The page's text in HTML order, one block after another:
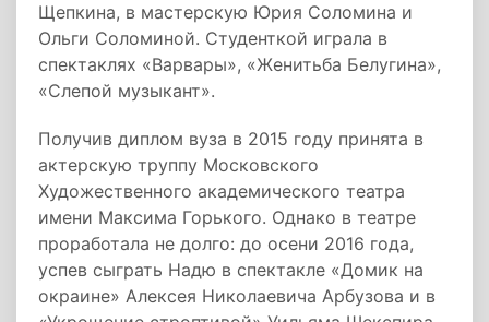
Щепкина, в мастерскую Юрия Соломина и
Ольги Соломиной. Студенткой играла в
спектаклях «Варвары», «Женитьба Белугина»,
«Слепой музыкант».
Получив диплом вуза в 2015 году принята в
актерскую труппу Московского
Художественного академического театра
имени Максима Горького. Однако в театре
проработала не долго: до осени 2016 года,
успев сыграть Надю в спектакле «Домик на
окраине» Алексея Николаевича Арбузова и в